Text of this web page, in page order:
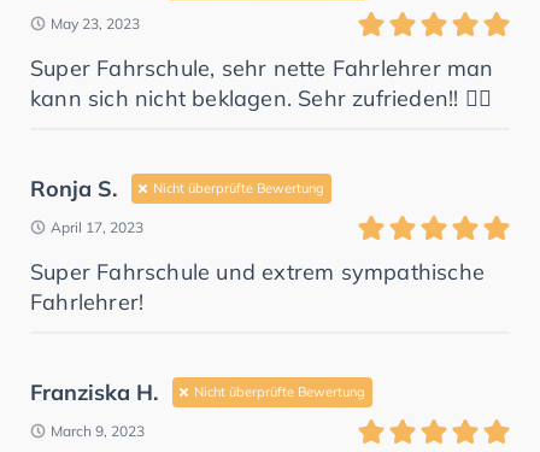
May 23, 2023
Super Fahrschule, sehr nette Fahrlehrer man
kann sich nicht beklagen. Sehr zufrieden!! 👍🏼
Ronja S. Nicht überprüfte Bewertung
April 17, 2023
Super Fahrschule und extrem sympathische
Fahrlehrer!
Franziska H. Nicht überprüfte Bewertung
March 9, 2023